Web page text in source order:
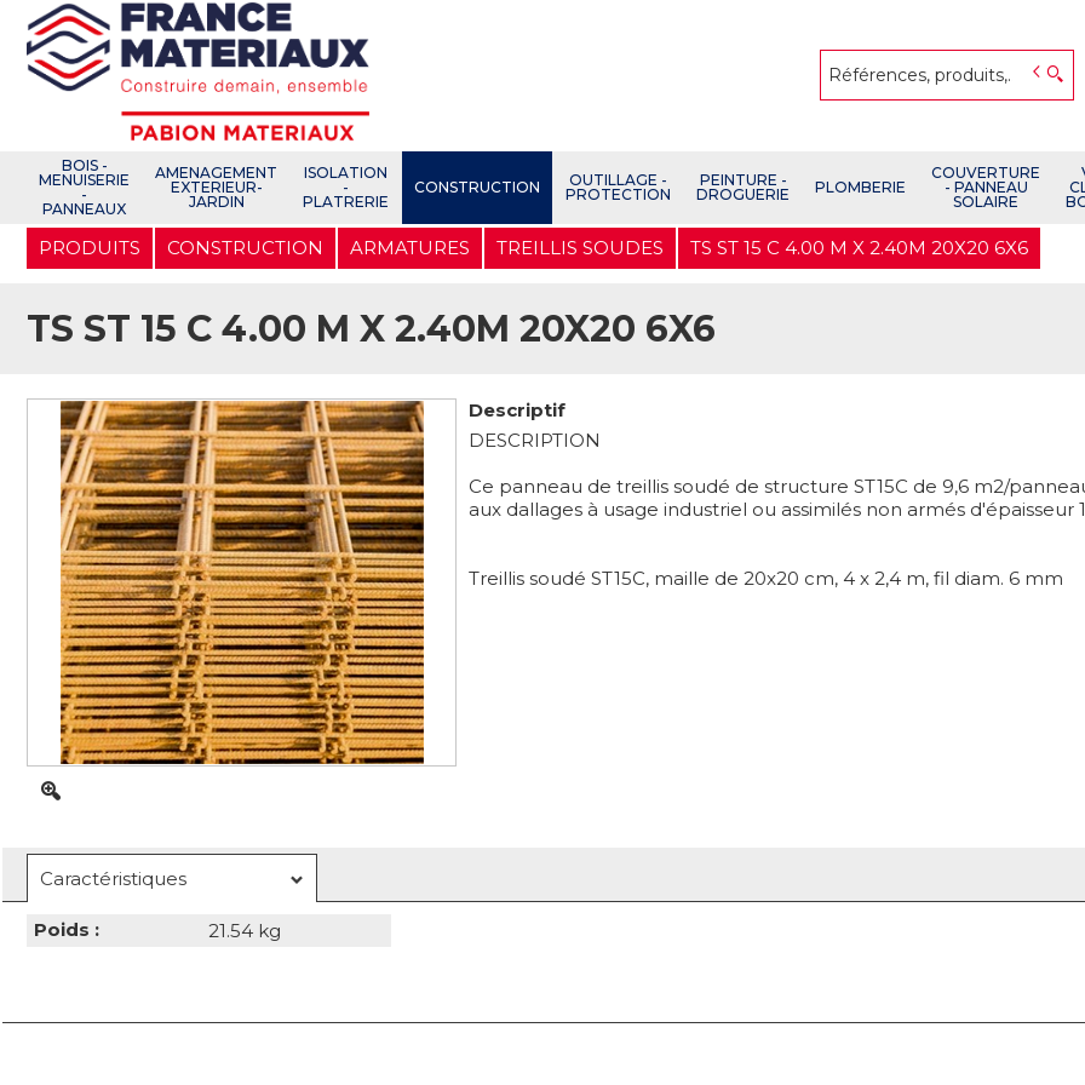
Aller
contenu
BOIS -
MENUISERIE
-
PANNEAUX
AMENAGEMENT
EXTERIEUR-
JARDIN
ISOLATION
-
PLATRERIE
CONSTRUCTION
OUTILLAGE -
PROTECTION
PEINTURE -
DROGUERIE
PLOMBERIE
COUVERTURE
- PANNEAU
SOLAIRE
PRODUITS CONSTRUCTION ARMATURES TREILLIS SOUDES TS ST 15 C 4.00 M X 2.40M 20X20 6X6
TS ST 15 C 4.00 M X 2.40M 20X20 6X6
Descriptif
DESCRIPTION
Ce panneau de treillis soudé de structure ST15C de 9,6 m2/
aux dallages à usage industriel ou assimilés non armés d'épaisseur
Treillis soudé ST15C, maille de 20x20 cm, 4 x 2,4 m, fil diam. 6 mm
Caractéristiques
Poids : 21.54 kg